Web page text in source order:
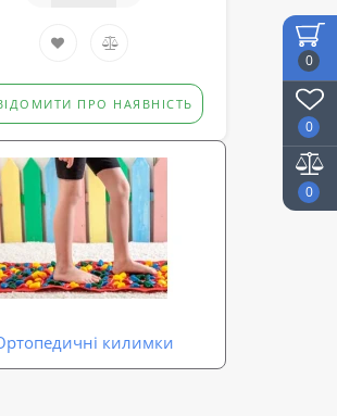
0
0
0
ПРО НАЯВНІСТЬ
килимки